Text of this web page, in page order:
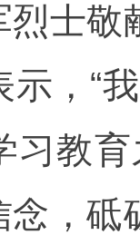
士敬
示，“
习教
，砥